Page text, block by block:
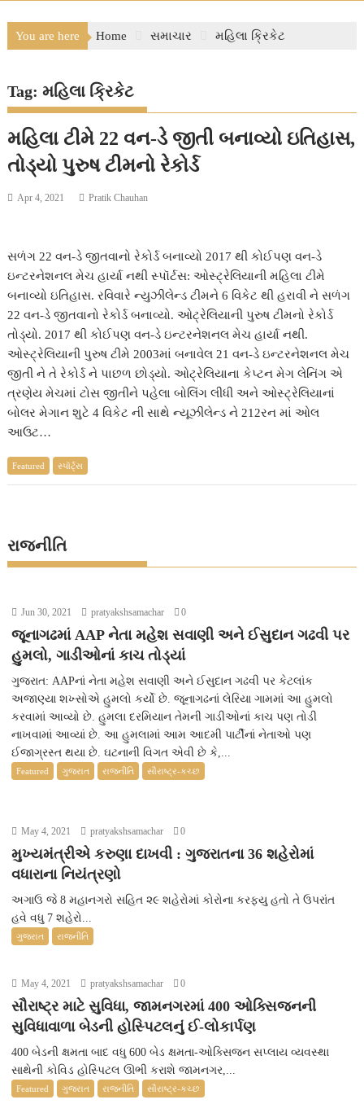
You are here Home સમાચાર મહિલા ક્રિકેટ
Tag:મહિલા ક્રિકેટ
મહિલા ટીમે 22 વન-ડે જીતી બનાવ્યો ઇતિહાસ,
તોડ્યો પુરુષ ટીમનો રેકોર્ડ
Apr 4, 2021 Pratik Chauhan
સળંગ 22 વન-ડે જીતવાનો રેકોર્ડ બનાવ્યો 2017 થી કોઈપણ વન-ડે
ઇન્ટરનેશનલ મેચ હાર્યા નથી સ્પૉર્ટસ: ઓસ્ટ્રેલિયાની મહિલા ટીમે
બનાવ્યો ઇતિહાસ. રવિવારે ન્યુઝીલેન્ડ ટીમને 6 વિકેટ થી હરાવી ને સળંગ
22 વન-ડે જીતવાનો રેકોર્ડ બનાવ્યો. ઓટ્રેલિયાની પુરુષ ટીમનો રેકોર્ડ
તોડ્યો. 2017 થી કોઈપણ વન-ડે ઇન્ટરનેશનલ મેચ હાર્યા નથી.
ઓસ્ટ્રેલિયાની પુરુષ ટીમે 2003માં બનાવેલ 21 વન-ડે ઇન્ટરનેશનલ મેચ
જીતી ને તે રેકોર્ડ ને પાછળ છોડ્યો. ઓટ્રેલિયાના કેપ્ટન મેગ લેનિંગ એ
ત્રણેય મેચમાં ટોસ જીતીને પહેલા બોલિંગ લીધી અને ઓસ્ટ્રેલિયાનાં
બોલર મેગાન શુટે 4 વિકેટ ની સાથે ન્યૂઝીલેન્ડ ને 212રન માં ઓલ
આઉટ…
Featured સ્પૉર્ટ્સ
રાજનીતિ
Jun 30, 2021 pratyakshsamachar 0
જૂનાગઢમાં AAP નેતા મહેશ સવાણી અને ઈસુદાન ગઢવી પર
હુમલો, ગાડીઓનાં કાચ તોડ્યાં
ગુજરાત: AAPનાં નેતા મહેશ સવાણી અને ઈસુદાન ગઢવી પર કેટલાંક
અજાણ્યા શખ્સોએ હુમલો કર્યો છે. જૂનાગઢનાં લેરિયા ગામમાં આ હુમલો
કરવામાં આવ્યો છે. હુમલા દરમિયાન તેમની ગાડીઓનાં કાચ પણ તોડી
નાખવામાં આવ્યાં છે. આ હુમલામાં આમ આદમી પાર્ટીનાં નેતાઓ પણ
ઈજાગ્રસ્ત થયા છે. ઘટનાની વિગત એવી છે કે,...
Featured ગુજરાત રાજનીતિ સૌરાષ્ટ્ર-કચ્છ
May 4, 2021 pratyakshsamachar 0
મુખ્યમંત્રીએ કરુણા દાખવી : ગુજરાતના 36 શહેરોમાં
વધારાના નિયંત્રણો
અગાઉ જે 8 મહાનગરો સહિત ૨૯ શહેરોમાં કોરોના કરફ્યુ હતો તે ઉપરાંત
હવે વધુ 7 શહેરો...
ગુજરાત રાજનીતિ
May 4, 2021 pratyakshsamachar 0
સૌરાષ્ટ્ર માટે સુવિધા, જામનગરમાં 400 ઓક્સિજનની
સુવિધાવાળા બેડની હોસ્પિટલનું ઈ-લોકાર્પણ
400 બેડની ક્ષમતા બાદ વધુ 600 બેડ ક્ષમતા-ઓક્સિજન સપ્લાય વ્યવસ્થા
સાથેની કોવિડ હોસ્પિટલ ઊભી કરાશે જામનગર,...
Featured ગુજરાત રાજનીતિ સૌરાષ્ટ્ર-કચ્છ